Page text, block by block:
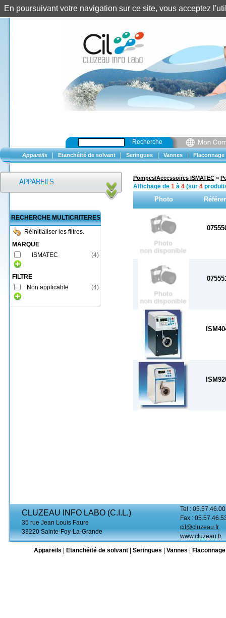
Recherche
Appareils Etanchéité de solvant Seringues Vannes Flaconnage
RECHERCHE MULTICRITERES
Réinitialiser les filtres.
MARQUE
ISMATEC
(4)
FILTRE
Non applicable
(4)
Pompes/Accessoires ISMATEC »
Affichage de 1 à 4 (sur 4
Photo
CLUZEAU INFO LABO (C.I.L.)
35 rue Jean Louis Faure
33220 Sainte-Foy-La-Grande
Tel :
Fax :
cil@cluzeau.fr
www.cluzeau.fr
Appareils
Etanchéité de solvant Seringues Vannes Flaconnage
En poursuivant votre navigation sur ce site, vous acceptez